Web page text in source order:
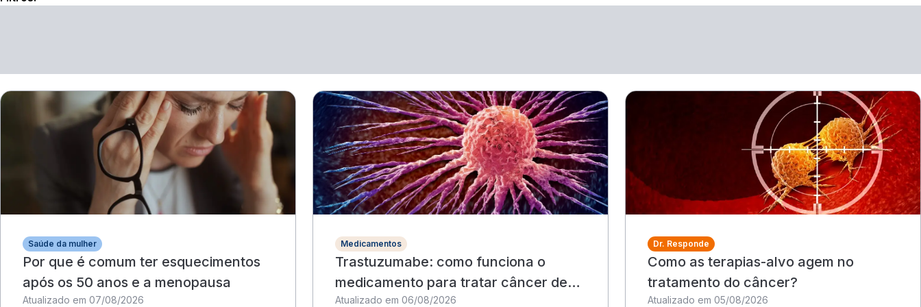
Saúde da mulher
Por que é comum ter esquecimentos
após os 50 anos e a menopausa
Atualizado em 07/08/2026
Medicamentos
Trastuzumabe: como funciona o
medicamento para tratar câncer de
mama?
Atualizado em 06/08/2026
Dr. Responde
Como as terapias-alvo agem no
tratamento do câncer?
Atualizado em 05/08/2026